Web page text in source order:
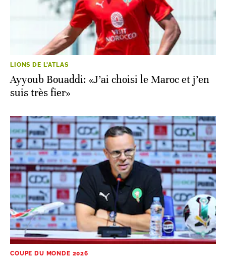
LIONS DE L'ATLAS
Ayyoub Bouaddi: «J’ai choisi le Maroc et j’en
suis très fier»
COUPE DU MONDE 2026